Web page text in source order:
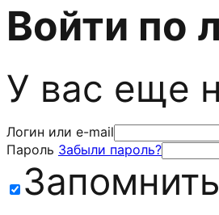
Войти по
У вас еще
Логин или e-mail
Пароль Забыли пароль?